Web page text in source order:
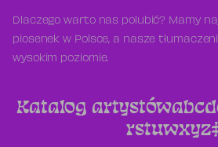
Dlaczego warto nas polubić? Mamy
piosenek w Polsce, a nasze
wysokim poziomie.
Katalog artystówabcd
rstuwxyz